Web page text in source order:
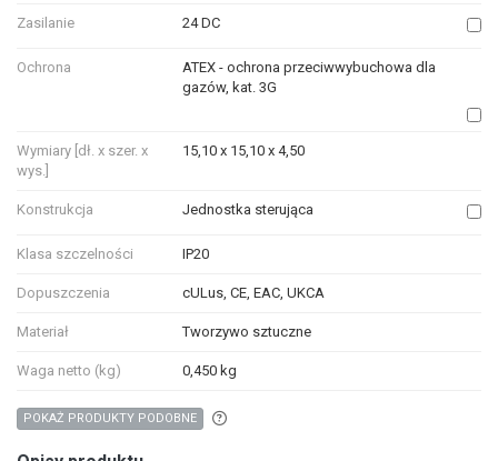
Zasilanie 24 DC
Ochrona
ATEX - ochrona przeciwwybuchowa dla
gazów, kat. 3G
Wymiary [dł. x szer. x
wys.]
15,10 x 15,10 x 4,50
Konstrukcja Jednostka sterująca
Klasa szczelności IP20
Dopuszczenia cULus, CE, EAC, UKCA
Materiał Tworzywo sztuczne
Waga netto (kg) 0,450 kg
POKAŻ PRODUKTY PODOBNE